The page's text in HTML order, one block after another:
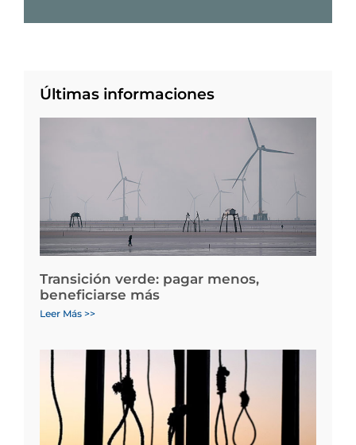
Últimas informaciones
Transición verde: pagar menos,
beneficiarse más
Leer Más >>